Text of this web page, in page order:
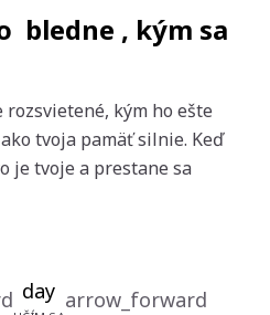
bledne , kým sa
rozsvietené, kým ho ešte
tvoja pamäť silnie. Keď
je tvoje a prestane sa
day arrow_forward